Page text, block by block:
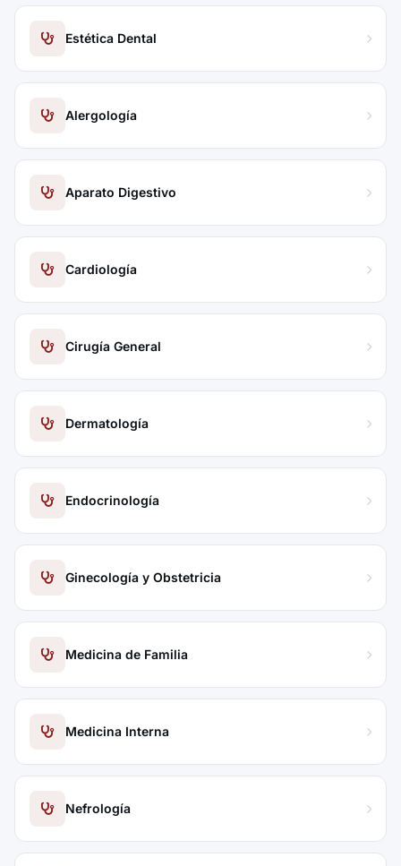
Estética Dental
Alergología
Aparato Digestivo
Cardiología
Cirugía General
Dermatología
Endocrinología
Ginecología y Obstetricia
Medicina de Familia
Medicina Interna
Nefrología